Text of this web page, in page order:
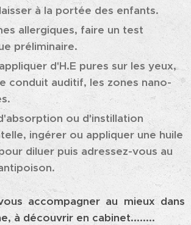
à la portée des enfants.
allergiques, faire un test
préliminaire.
d'H.E pures sur les yeux,
conduit auditif, les zones nano-
ou d'instillation
ingérer ou appliquer une huile
diluer puis adressez-vous au
accompagner au mieux dans
à découvrir en cabinet........